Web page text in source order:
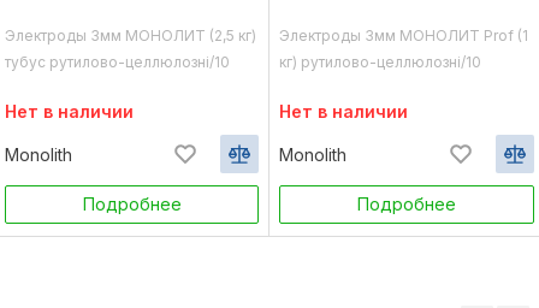
Электроды 3мм МОНОЛИТ (2,5 кг)
тубус рутилово-целлюлозні/10
Нет в наличии
Monolith
Подробнее
Электроды 3мм МОНОЛИТ Prof (1
кг) рутилово-целлюлозні/10
Нет в наличии
Monolith
Подробнее